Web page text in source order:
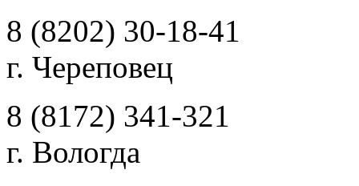
8 (8202) 30-18-41
г. Череповец
8 (8172) 341-321
г. Вологда